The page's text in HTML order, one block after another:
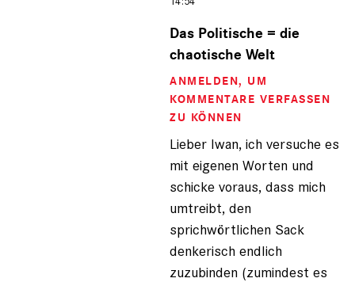
auf
von
Iwan
der
Schre…
registriert)
Das Politische = die
chaotische Welt
ANMELDEN, UM
KOMMENTARE VERFASSEN
ZU KÖNNEN
Lieber Iwan, ich versuche es
mit eigenen Worten und
schicke voraus, dass mich
umtreibt, den
sprichwörtlichen Sack
denkerisch endlich
zuzubinden (zumindest es